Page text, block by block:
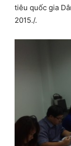
tiêu quốc gia
2015./.